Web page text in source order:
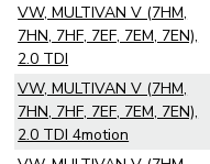
VW, MULTIVAN V (7HM,
7HN, 7HF, 7EF, 7EM, 7EN),
2.0 TDI
VW, MULTIVAN V (7HM,
7HN, 7HF, 7EF, 7EM, 7EN),
2.0 TDI 4motion